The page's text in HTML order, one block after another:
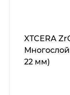
XTCERA
22 мм)